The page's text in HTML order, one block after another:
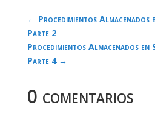
← Procedimientos Almacenados
Parte 2
Procedimientos Almacenados en
Parte 4→
0 comentarios